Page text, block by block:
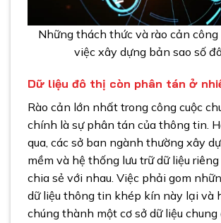
Những thách thức và rào cản
việc xây dựng bản sao số
Dữ liệu đô thị còn phân tán ở
Rào cản lớn nhất trong công cuộc
chính là sự phân tán của thông tin.
qua, các sở ban ngành thường xây
mềm và hệ thống lưu trữ dữ liệu
chia sẻ với nhau. Việc phải gom
dữ liệu thông tin khép kín này lại và
chúng thành một cơ sở dữ liệu